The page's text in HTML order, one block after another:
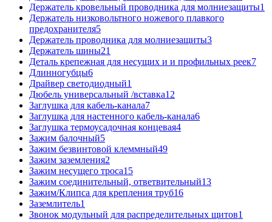
Держатель кровельный проводника для молниезащиты1
Держатель низковольтного ножевого плавкого
предохранителя5
Держатель проводника для молниезащиты3
Держатель шины21
Деталь крепежная для несущих и и профильных реек7
Длинногубцы6
Драйвер светодиодный1
Дюбель универсальный /вставка12
Заглушка для кабель-канала7
Заглушка для настенного кабель-канала6
Заглушка термоусадочная концевая4
Зажим балочный5
Зажим безвинтовой клеммный49
Зажим заземления2
Зажим несущего троса15
Зажим соединительный, ответвительный13
Зажим/Клипса для крепления труб16
Заземлитель1
Звонок модульный для распределительных щитов1